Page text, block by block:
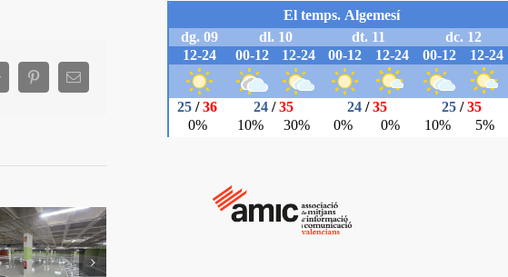
Google+ PinterestEmail
més Algemesí: